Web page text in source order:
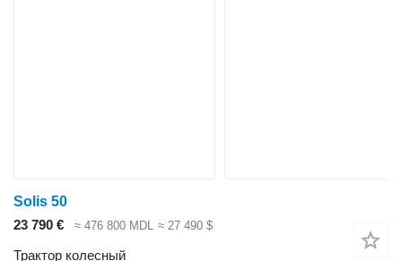
Solis 50
23 790 €
≈ 476 800 MDL ≈ 27 490 $
Трактор колесный